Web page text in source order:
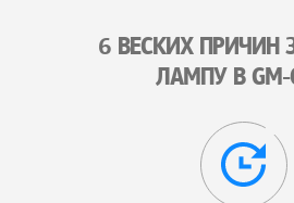
6 ВЕСКИХ ПРИЧИН
ЛАМПУ В GM-